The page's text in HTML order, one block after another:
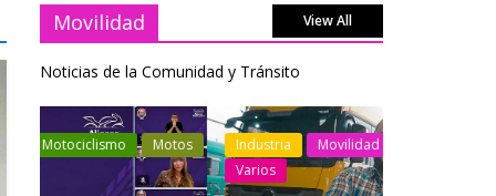
Movilidad View All
Noticias de la Comunidad y Tránsito
Industria Movilidad
Transporte